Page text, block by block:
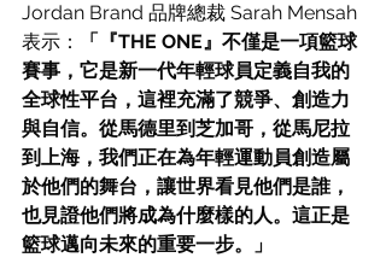
Jordan Brand 品牌總裁 Sarah Mensah
表示：
「『THE ONE』不僅是一項籃球
賽事，它是新一代年輕球員定義自我的
全球性平台，這裡充滿了競爭、創造力
與自信。從馬德里到芝加哥，從馬尼拉
到上海，我們正在為年輕運動員創造屬
於他們的舞台，讓世界看見他們是誰，
也見證他們將成為什麼樣的人。這正是
籃球邁向未來的重要一步。」